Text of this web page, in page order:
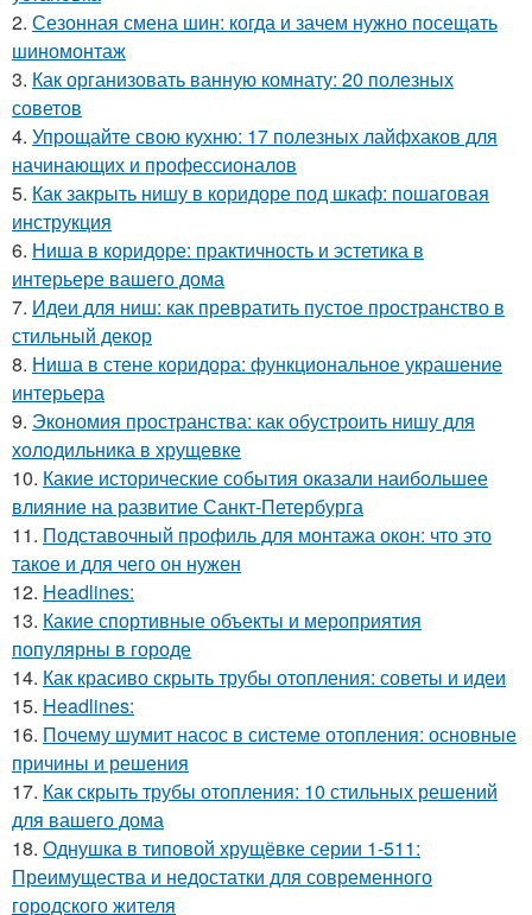
2. Сезонная смена шин: когда и зачем нужно посещать
шиномонтаж
3. Как организовать ванную комнату: 20 полезных
советов
4. Упрощайте свою кухню: 17 полезных лайфхаков для
начинающих и профессионалов
5. Как закрыть нишу в коридоре под шкаф: пошаговая
инструкция
6. Ниша в коридоре: практичность и эстетика в
интерьере вашего дома
7. Идеи для ниш: как превратить пустое пространство в
стильный декор
8. Ниша в стене коридора: функциональное украшение
интерьера
9. Экономия пространства: как обустроить нишу для
холодильника в хрущевке
10. Какие исторические события оказали наибольшее
влияние на развитие Санкт-Петербурга
11. Подставочный профиль для монтажа окон: что это
такое и для чего он нужен
12. Headlines:
13. Какие спортивные объекты и мероприятия
популярны в городе
14. Как красиво скрыть трубы отопления: советы и идеи
15. Headlines:
16. Почему шумит насос в системе отопления: основные
причины и решения
17. Как скрыть трубы отопления: 10 стильных решений
для вашего дома
18. Однушка в типовой хрущёвке серии 1-511:
Преимущества и недостатки для современного
городского жителя